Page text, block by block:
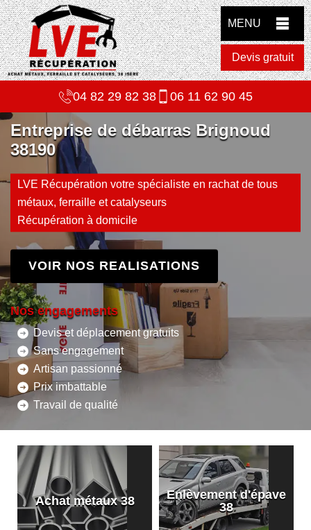
MENU
Devis gratuit
04 82 29 82 38 06 11 62 90 45
Entreprise de débarras Brignoud
38190
LVE Récupération votre spécialiste en rachat de tous
métaux, ferraille et catalyseurs
Récupération à domicile
VOIR NOS REALISATIONS
Nos engagements
Devis et déplacement gratuits
Sans engagement
Artisan passionné
Prix imbattable
Travail de qualité
Achat métaux 38
Enlèvement d'épave
38